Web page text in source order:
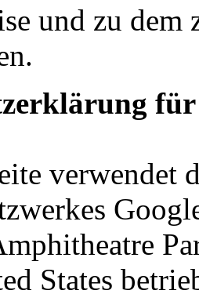
und zu dem
für
verwendet
States